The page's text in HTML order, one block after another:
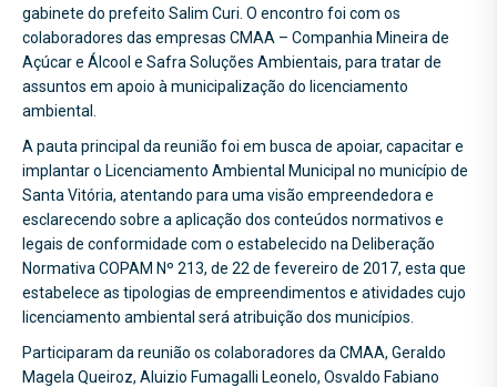
gabinete do prefeito Salim Curi. O encontro foi com os
colaboradores das empresas CMAA – Companhia Mineira de
Açúcar e Álcool e Safra Soluções Ambientais, para tratar de
assuntos em apoio à municipalização do licenciamento
ambiental.
A pauta principal da reunião foi em busca de apoiar, capacitar e
implantar o Licenciamento Ambiental Municipal no município de
Santa Vitória, atentando para uma visão empreendedora e
esclarecendo sobre a aplicação dos conteúdos normativos e
legais de conformidade com o estabelecido na Deliberação
Normativa COPAM Nº 213, de 22 de fevereiro de 2017, esta que
estabelece as tipologias de empreendimentos e atividades cujo
licenciamento ambiental será atribuição dos municípios.
Participaram da reunião os colaboradores da CMAA, Geraldo
Magela Queiroz, Aluizio Fumagalli Leonelo, Osvaldo Fabiano